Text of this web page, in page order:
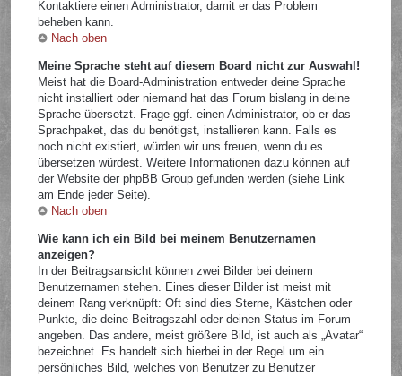
Kontaktiere einen Administrator, damit er das Problem
beheben kann.
Nach oben
Meine Sprache steht auf diesem Board nicht zur Auswahl!
Meist hat die Board-Administration entweder deine Sprache
nicht installiert oder niemand hat das Forum bislang in deine
Sprache übersetzt. Frage ggf. einen Administrator, ob er das
Sprachpaket, das du benötigst, installieren kann. Falls es
noch nicht existiert, würden wir uns freuen, wenn du es
übersetzen würdest. Weitere Informationen dazu können auf
der Website der phpBB Group gefunden werden (siehe Link
am Ende jeder Seite).
Nach oben
Wie kann ich ein Bild bei meinem Benutzernamen
anzeigen?
In der Beitragsansicht können zwei Bilder bei deinem
Benutzernamen stehen. Eines dieser Bilder ist meist mit
deinem Rang verknüpft: Oft sind dies Sterne, Kästchen oder
Punkte, die deine Beitragszahl oder deinen Status im Forum
angeben. Das andere, meist größere Bild, ist auch als „Avatar“
bezeichnet. Es handelt sich hierbei in der Regel um ein
persönliches Bild, welches von Benutzer zu Benutzer